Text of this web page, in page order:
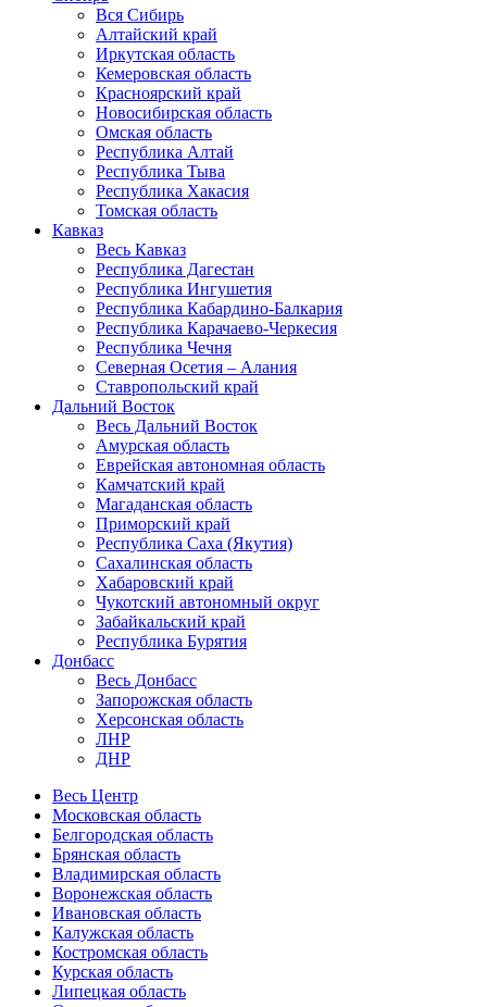
Вся Сибирь
Алтайский край
Иркутская область
Кемеровская область
Красноярский край
Новосибирская область
Омская область
Республика Алтай
Республика Тыва
Республика Хакасия
Томская область
Кавказ
Весь Кавказ
Республика Дагестан
Республика Ингушетия
Республика Кабардино-Балкария
Республика Карачаево-Черкесия
Республика Чечня
Северная Осетия – Алания
Ставропольский край
Дальний Восток
Весь Дальний Восток
Амурская область
Еврейская автономная область
Камчатский край
Магаданская область
Приморский край
Республика Саха (Якутия)
Сахалинская область
Хабаровский край
Чукотский автономный округ
Забайкальский край
Республика Бурятия
Донбасс
Весь Донбасс
Запорожская область
Херсонская область
ЛНР
ДНР
Весь Центр
Московская область
Белгородская область
Брянская область
Владимирская область
Воронежская область
Ивановская область
Калужская область
Костромская область
Курская область
Липецкая область